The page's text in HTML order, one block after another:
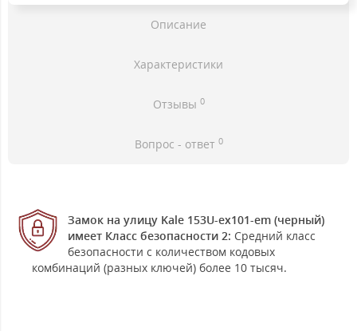
Описание
Характеристики
Отзывы 0
Вопрос - ответ 0
Замок на улицу Kale 153U-ex101-em (черный)
имеет Класс безопасности 2: Средний класс
безопасности с количеством кодовых
комбинаций (разных ключей) более 10 тысяч.